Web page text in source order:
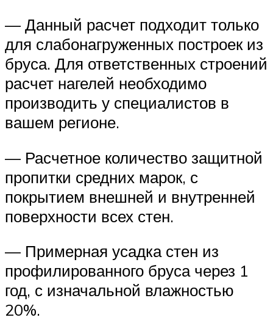
— Данный расчет подходит только
для слабонагруженных построек из
бруса. Для ответственных строений
расчет нагелей необходимо
производить у специалистов в
вашем регионе.
— Расчетное количество защитной
пропитки средних марок, с
покрытием внешней и внутренней
поверхности всех стен.
— Примерная усадка стен из
профилированного бруса через 1
год, с изначальной влажностью
20%.